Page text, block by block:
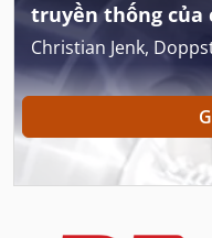
Máy Nghiền Con Lăn
Máy Nén Khí Di Động
Máy Tiện Cơ Khí
truyền thống của
Christian Jenk,